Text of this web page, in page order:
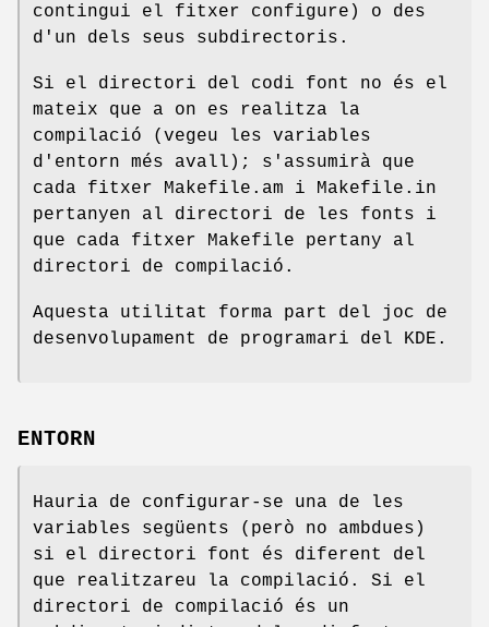
contingui el fitxer configure) o des
d'un dels seus subdirectoris.
Si el directori del codi font no és el
mateix que a on es realitza la
compilació (vegeu les variables
d'entorn més avall); s'assumirà que
cada fitxer Makefile.am i Makefile.in
pertanyen al directori de les fonts i
que cada fitxer Makefile pertany al
directori de compilació.
Aquesta utilitat forma part del joc de
desenvolupament de programari del KDE.
ENTORN
Hauria de configurar-se una de les
variables següents (però no ambdues)
si el directori font és diferent del
que realitzareu la compilació. Si el
directori de compilació és un